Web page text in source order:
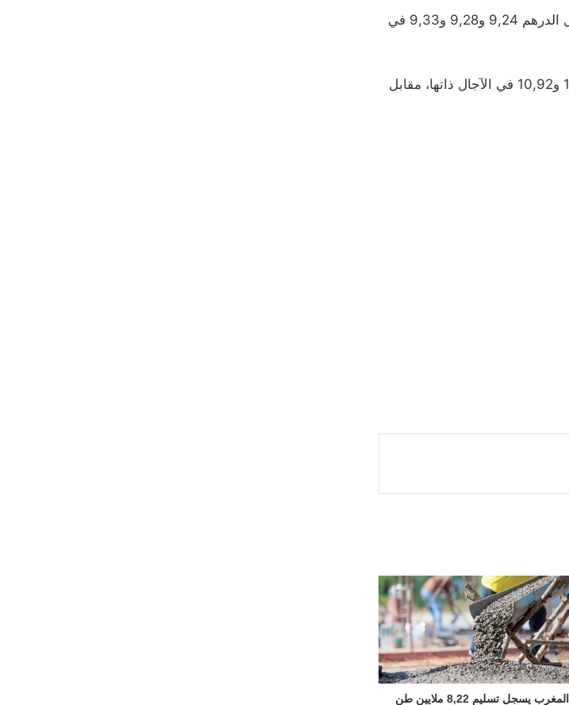
وفي ظل هذه الظروف، بلغت المستويات المستهدفة لسعر صرف الدولار مقابل الدرهم 9,24 و9,28 و9,33 في
أما بالنسبة لسعر صرف اليورو مقابل الدرهم المغربي، فقد بلغت 10,81 و10,86 و10,92 في الآجال ذاتها، مقابل
المغرب يسجل تسليم 8,22 ملايين طن